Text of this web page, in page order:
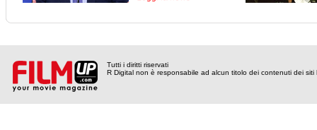
Tutti i diritti riservati
R Digital non è responsabile ad alcun titolo dei contenuti dei siti